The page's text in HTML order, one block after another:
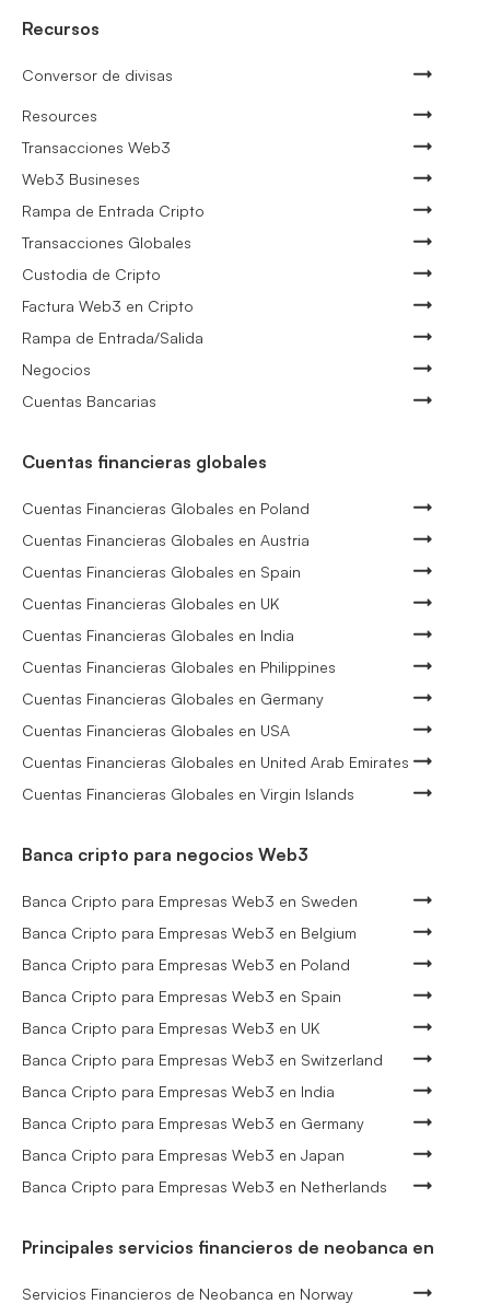
Recursos
Conversor de divisas
Resources
Transacciones Web3
Web3 Busineses
Rampa de Entrada Cripto
Transacciones Globales
Custodia de Cripto
Factura Web3 en Cripto
Rampa de Entrada/Salida
Negocios
Cuentas Bancarias
Cuentas financieras globales
Cuentas Financieras Globales en Poland
Cuentas Financieras Globales en Austria
Cuentas Financieras Globales en Spain
Cuentas Financieras Globales en UK
Cuentas Financieras Globales en India
Cuentas Financieras Globales en Philippines
Cuentas Financieras Globales en Germany
Cuentas Financieras Globales en USA
Cuentas Financieras Globales en United Arab Emirates
Cuentas Financieras Globales en Virgin Islands
Banca cripto para negocios Web3
Banca Cripto para Empresas Web3 en Sweden
Banca Cripto para Empresas Web3 en Belgium
Banca Cripto para Empresas Web3 en Poland
Banca Cripto para Empresas Web3 en Spain
Banca Cripto para Empresas Web3 en UK
Banca Cripto para Empresas Web3 en Switzerland
Banca Cripto para Empresas Web3 en India
Banca Cripto para Empresas Web3 en Germany
Banca Cripto para Empresas Web3 en Japan
Banca Cripto para Empresas Web3 en Netherlands
Principales servicios financieros de neobanca en
Servicios Financieros de Neobanca en Norway